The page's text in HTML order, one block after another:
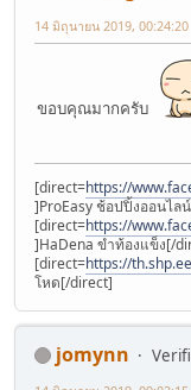
14 มิถุนายน 2019, 00:24:20
ขอบคุณมากครับ
[direct=https://
]ProEasy ช้อปปิ้งออนไล
[direct=https://
]HaDena ขำท้องแข็ง[/
[direct=https://
โหด[/direct]
jomynn